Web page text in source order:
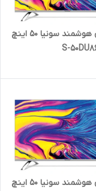
تلویزیون هوشمند سونیا 50 اینچ
تلویزیون هوشمند سونیا 50 اینچ